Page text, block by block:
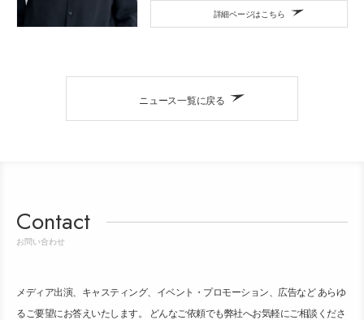
詳細ページはこちら
ニュース一覧に戻る
Contact
お問い合わせ
メディア出演、キャスティング、イベント・プロモーション、広告など あらゆ
るご要望にお答えいたします。 どんなご依頼でも弊社へお気軽にご相談くださ